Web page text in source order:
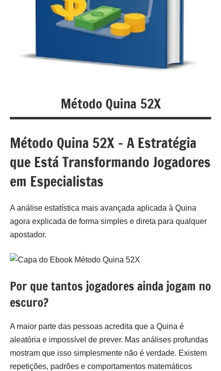
n
l
i
n
e
Método Quina 52X
Método Quina 52X – A Estratégia
que Está Transformando Jogadores
em Especialistas
A análise estatística mais avançada aplicada à Quina
agora explicada de forma simples e direta para qualquer
apostador.
Por que tantos jogadores ainda jogam no
escuro?
A maior parte das pessoas acredita que a Quina é
aleatória e impossível de prever. Mas análises profundas
mostram que isso simplesmente não é verdade. Existem
repetições, padrões e comportamentos matemáticos